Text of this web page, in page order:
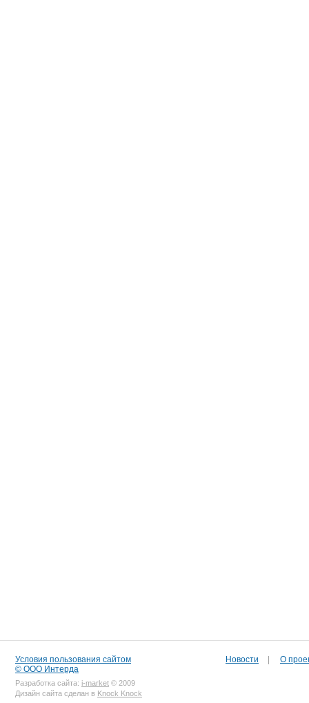
Условия пользования сайтом
© ООО Интерда
Разработка сайта: i-market © 2009
Дизайн сайта сделан в Knock Knock
Новости О